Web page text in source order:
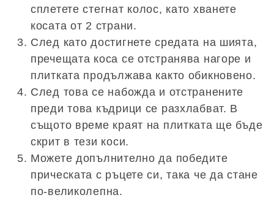
сплетете стегнат колос, като хванете
косата от 2 страни.
След като достигнете средата на шията,
пречещата коса се отстранява нагоре и
плитката продължава както обикновено.
След това се набожда и отстранените
преди това къдрици се разхлабват. В
същото време краят на плитката ще бъде
скрит в тези коси.
Можете допълнително да победите
прическата с ръцете си, така че да стане
по-великолепна.